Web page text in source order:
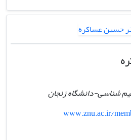
شناسی-دانشگاه زنجان
www.znu.ac.ir/